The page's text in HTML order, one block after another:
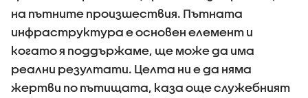
на пътните произшествия. Пътната
инфраструктура е основен елемент и
когато я поддържаме, ще може да има
реални резултати. Целта ни е да няма
жертви по пътищата, каза още служебният